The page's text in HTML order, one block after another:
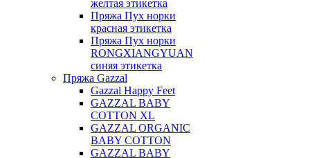
желтая этикетка
Пряжа Пух норки
красная этикетка
Пряжа Пух норки
RONGXIANGYUAN
синяя этикетка
Пряжа Gazzal
Gazzal Happy Feet
GAZZAL BABY
COTTON XL
GAZZAL ORGANIC
BABY COTTON
GAZZAL BABY